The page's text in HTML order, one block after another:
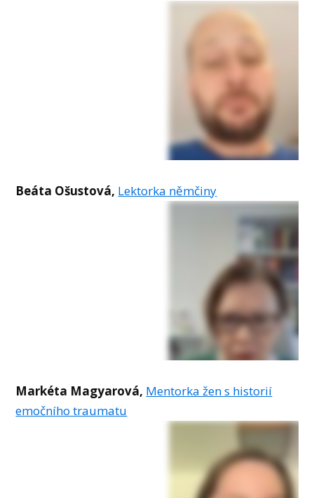
Beáta Ošustová, Lektorka němčiny
Markéta Magyarová, Mentorka žen s historií
emočního traumatu